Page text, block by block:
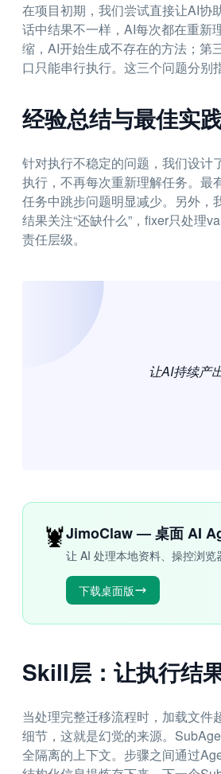
在项目初期，我们尝试直接让AI协
话中结果不一样，AI每次都在重新
缩，AI开始生成不存在的方法；第
口只能串行执行。这三个问题分别
经验总结与最佳实
针对执行不稳定的问题，我们设
执行，不再每次重新理解任务。
任务中跳步问题明显减少。另外，
结果关注“还缺什么”，fixer只处理
责任层级。
让AI持续产
🦞JimoClaw — 桌面 AI
让 AI 处理本地资料、操控浏览
下载桌面版
Skill层：让执行结
当处理完整迁移流程时，加载文件
细节，这就是幻觉的来源。
全隔离的上下文。步骤之间通过